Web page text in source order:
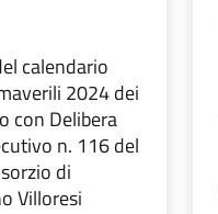
calendario
2024 dei
con Delibera
n. 116 del
di
Villoresi